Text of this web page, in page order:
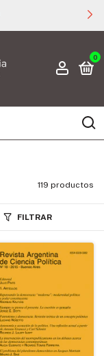
0
119 productos
FILTRAR